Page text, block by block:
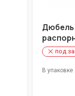
Дюбель
под
В упаковке